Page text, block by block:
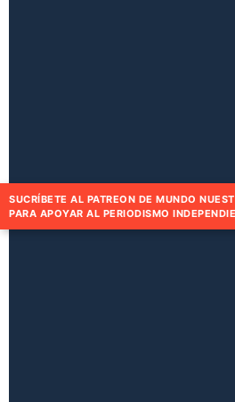
SUCRÍBETE AL PATREON DE MUNDO
PARA APOYAR AL PERIODISMO